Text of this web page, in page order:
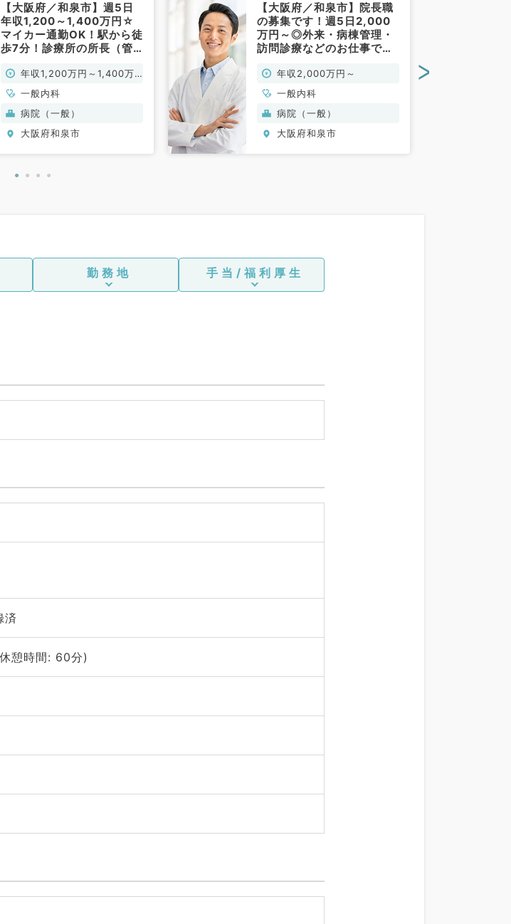
【大阪府／和泉市】週5日
年収1,200～1,400万円☆
マイカー通勤OK！駅から徒
歩7分！診療所の所長（管
科／常勤）
年収1,200万円～1,400万
一般内科
病院（一般）
大阪府和泉市
【大阪府／和泉市】院長職
の募集です！週5日2,000
万円～◎外来・病棟管理・
訪問診療などのお仕事です
年収2,000万円～
一般内科
病院（一般）
大阪府和泉市
>
勤務地 手当/福利厚生
済
憩時間: 60分)